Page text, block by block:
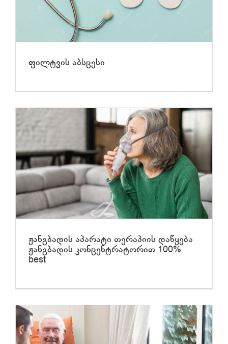
ფილტვის აბსცესი
ჟანგბადის აპარატი თერაპიის დაწყება
ჟანგბადის კონცენტრატორით 100%
best